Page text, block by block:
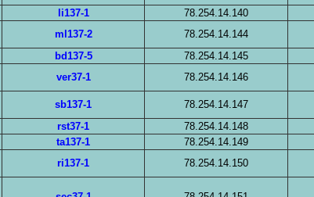
li137-1 78.254.14.140
ml137-2 78.254.14.144
bd137-5 78.254.14.145
ver37-1 78.254.14.146
sb137-1 78.254.14.147
rst37-1 78.254.14.148
ta137-1 78.254.14.149
ri137-1 78.254.14.150